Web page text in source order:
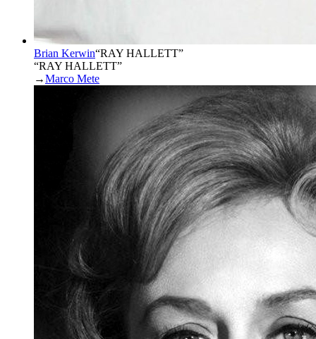
Brian Kerwin“RAY HALLETT”
“RAY HALLETT”
→Marco Mete